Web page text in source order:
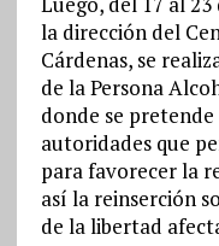
la dirección del
Cárdenas, se
de la Persona
donde se
autoridades que
para favorecer la
así la reinserción
de la libertad